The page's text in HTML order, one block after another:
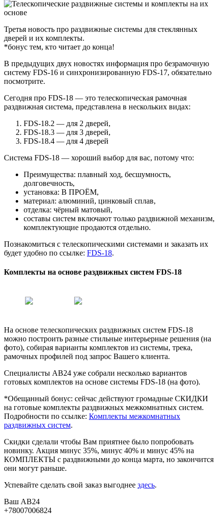
Третья новость про раздвижные системы для стеклянных
дверей и их комплекты.
*бонус тем, кто читает до конца!
В предыдущих двух новостях информация про безрамочную
систему FDS-16 и синхронизированную FDS-17, обязательно
посмотрите.
Сегодня про FDS-18 — это телескопическая рамочная
раздвижная система, представлена в нескольких видах:
FDS-18.2 — для 2 дверей,
FDS-18.3 — для 3 дверей,
FDS-18.4 — для 4 дверей
Система FDS-18 — хороший выбор для вас, потому что:
Преимущества: плавный ход, бесшумность,
долговечность,
установка: В ПРОЁМ,
материал: алюминий, цинковый сплав,
отделка: чёрный матовый,
составы систем включают только раздвижной механизм,
комплектующие продаются отдельно.
Познакомиться с телескопическими системами и заказать их
будет удобно по ссылке: FDS-18.
Комплекты на основе раздвижных систем FDS-18
На основе телескопических раздвижных систем FDS-18
можно построить разные стильные интерьерные решения (на
фото), собирая варианты комплектов из системы, трека,
рамочных профилей под запрос Вашего клиента.
Специалисты АВ24 уже собрали несколько вариантов
готовых комплектов на основе системы FDS-18 (на фото).
*️Обещанный бонус: сейчас действуют громадные СКИДКИ
на готовые комплекты раздвижных межкомнатных систем.
Подробности по ссылке: Комплекты межкомнатных
раздвижных систем.
Скидки сделали чтобы Вам приятнее было попробовать
новинку. Акция минус 35%, минус 40% и минус 45% на
КОМПЛЕКТЫ с раздвижными до конца марта, но закончится
они могут раньше.
Успевайте сделать свой заказ выгоднее здесь.
Ваш АВ24
+78007006824